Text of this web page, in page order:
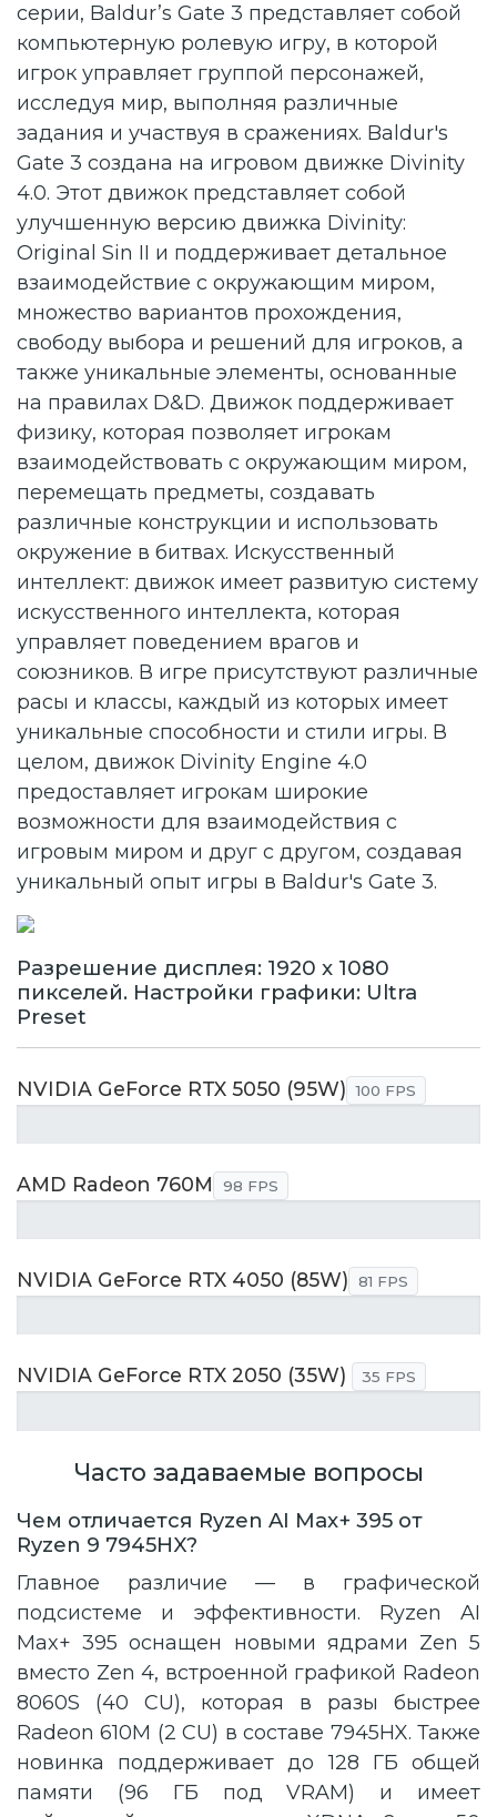
серии, Baldur’s Gate 3 представляет собой
компьютерную ролевую игру, в которой
игрок управляет группой персонажей,
исследуя мир, выполняя различные
задания и участвуя в сражениях. Baldur's
Gate 3 создана на игровом движке Divinity
4.0. Этот движок представляет собой
улучшенную версию движка Divinity:
Original Sin II и поддерживает детальное
взаимодействие с окружающим миром,
множество вариантов прохождения,
свободу выбора и решений для игроков, а
также уникальные элементы, основанные
на правилах D&D. Движок поддерживает
физику, которая позволяет игрокам
взаимодействовать с окружающим миром,
перемещать предметы, создавать
различные конструкции и использовать
окружение в битвах. Искусственный
интеллект: движок имеет развитую систему
искусственного интеллекта, которая
управляет поведением врагов и
союзников. В игре присутствуют различные
расы и классы, каждый из которых имеет
уникальные способности и стили игры. В
целом, движок Divinity Engine 4.0
предоставляет игрокам широкие
возможности для взаимодействия с
игровым миром и друг с другом, создавая
уникальный опыт игры в Baldur's Gate 3.
Разрешение дисплея: 1920 x 1080
пикселей. Настройки графики: Ultra
Preset
NVIDIA GeForce RTX 5050 (95W) 100 FPS
AMD Radeon 760M 98 FPS
NVIDIA GeForce RTX 4050 (85W) 81 FPS
NVIDIA GeForce RTX 2050 (35W) 35 FPS
Часто задаваемые вопросы
Чем отличается Ryzen AI Max+ 395 от
Ryzen 9 7945HX?
Главное различие — в графической
подсистеме и эффективности. Ryzen AI
Max+ 395 оснащен новыми ядрами Zen 5
вместо Zen 4, встроенной графикой Radeon
8060S (40 CU), которая в разы быстрее
Radeon 610M (2 CU) в составе 7945HX. Также
новинка поддерживает до 128 ГБ общей
памяти (96 ГБ под VRAM) и имеет